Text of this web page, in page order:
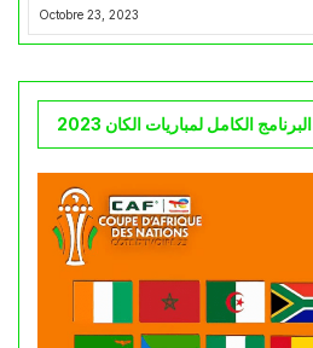
Octobre 23, 2023
البرنامج الكامل لمباريات الكان 2023